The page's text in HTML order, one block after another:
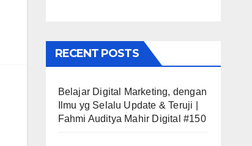
RECENT POSTS
Belajar Digital Marketing, dengan
Ilmu yg Selalu Update & Teruji |
Fahmi Auditya Mahir Digital #150